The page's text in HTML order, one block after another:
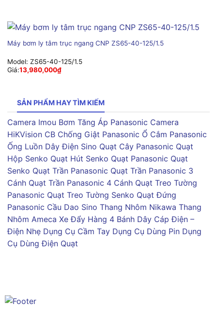
Máy bơm ly tâm trục ngang CNP ZS65-40-125/1.5
Model: ZS65-40-125/1.5
Giá:13,980,000₫
SẢN PHẨM HAY TÌM KIẾM
Camera Imou Bơm Tăng Áp Panasonic Camera
HiKVision CB Chống Giật Panasonic Ổ Cắm Panasonic
Ống Luồn Dây Điện Sino Quạt Cây Panasonic Quạt
Hộp Senko Quạt Hút Senko Quạt Panasonic Quạt
Senko Quạt Trần Panasonic Quạt Trần Panasonic 3
Cánh Quạt Trần Panasonic 4 Cánh Quạt Treo Tường
Panasonic Quạt Treo Tường Senko Quạt Đứng
Panasonic Cầu Dao Sino Thang Nhôm Nikawa Thang
Nhôm Ameca Xe Đẩy Hàng 4 Bánh Dây Cáp Điện –
Điện Nhẹ Dụng Cụ Cầm Tay Dụng Cụ Dùng Pin Dụng
Cụ Dùng Điện Quạt